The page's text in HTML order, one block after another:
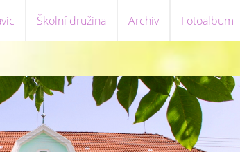
Školní družina Archiv Fotoalbum